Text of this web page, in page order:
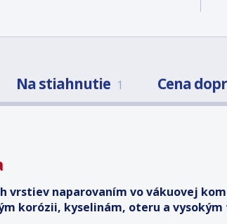
Na stiahnutie 1 Cena
vrstiev naparovaním vo vákuovej
korózii, kyselinám, oteru a